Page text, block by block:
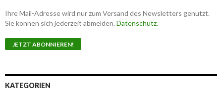
Ihre Mail-Adresse wird nur zum Versand des Newsletters genutzt.
Sie können sich jederzeit abmelden. Datenschutz.
KATEGORIEN